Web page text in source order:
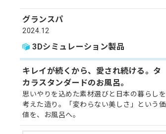
グランスパ
2024.12
3Dシミュレーション製品
キレイが続くから、愛され続ける。タ
カラスタンダードのお風呂。
思いやりを込めた素材選びと日本の暮らしを
考えた造り。「変わらない美しさ」という価
値を、お風呂へ。